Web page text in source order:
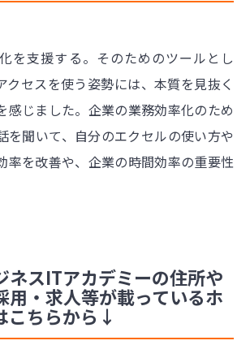
を支援する。そのためのツールとし
クセスを使う姿勢には、本質を見抜く
感じました。企業の業務効率化のため
を聞いて、自分のエクセルの使い方や
率を改善や、企業の時間効率の重要性
ネスITアカデミーの住所や
用・求人等が載っているホ
こちらから↓